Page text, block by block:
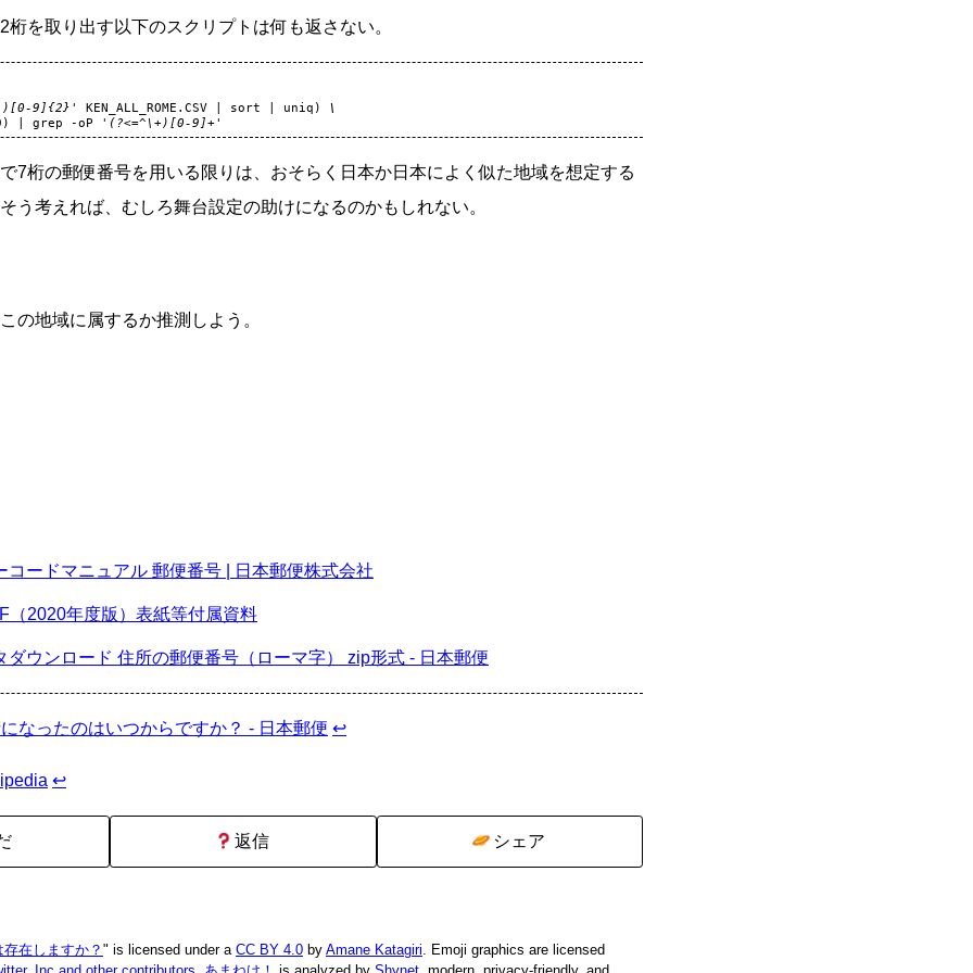
桁を取り出す以下のスクリプトは何も返さない。
9]{2}' KEN_ALL_ROME.CSV sort uniq )
\
) grep -oP '(?<=^\+)[0-9]+'
7桁の郵便番号を用いる限りは、おそらく日本か日本によく似た地域を想定する
う考えれば、むしろ舞台設定の助けになるのかもしれない。
の地域に属するか推測しよう。
コードマニュアル 郵便番号 | 日本郵便株式会社
（2020年度版）表紙等付属資料
ダウンロード 住所の郵便番号（ローマ字） zip形式 - 日本郵便
なったのはいつからですか？ - 日本郵便 ↩
↩
返信 シェア
在しますか？ " is licensed under a CC BY 4.0 by Amane Katagiri. Emoji graphics are licensed